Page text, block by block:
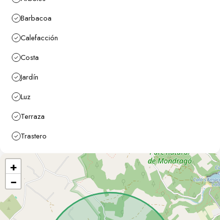
Barbacoa
Calefacción
Costa
Jardín
Luz
Terraza
Trastero
+
−